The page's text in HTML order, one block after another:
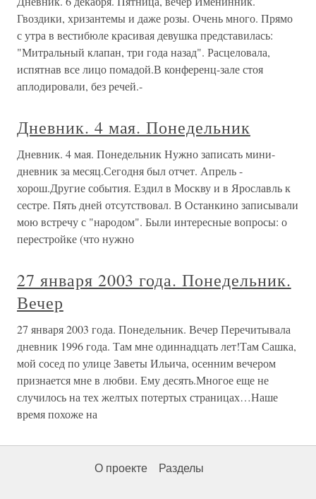
Гвоздики, хризантемы и даже розы. Очень много. Прямо
с утра в вестибюле красивая девушка представилась:
"Митральный клапан, три года назад". Расцеловала,
испятнав все лицо помадой.В конференц-зале стоя
аплодировали, без речей.-
Дневник. 4 мая. Понедельник
Дневник. 4 мая. Понедельник Нужно записать мини-
дневник за месяц.Сегодня был отчет. Апрель -
хорош.Другие события. Ездил в Москву и в Ярославль к
сестре. Пять дней отсутствовал. В Останкино записывали
мою встречу с "народом". Были интересные вопросы: о
перестройке (что нужно
27 января 2003 года. Понедельник.
Вечер
27 января 2003 года. Понедельник. Вечер Перечитывала
дневник 1996 года. Там мне одиннадцать лет!Там Сашка,
мой сосед по улице Заветы Ильича, осенним вечером
признается мне в любви. Ему десять.Многое еще не
случилось на тех желтых потертых страницах…Наше
время похоже на
О проекте Разделы